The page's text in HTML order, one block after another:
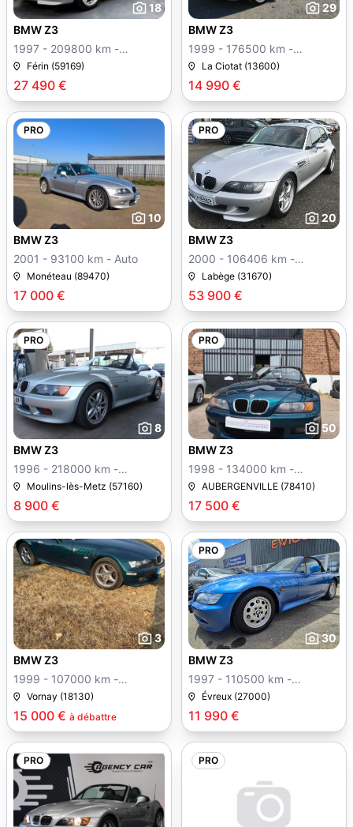
18
27 490 €
BMW Z3
1997 - 209800 km -
Manuelle
Férin (59169)
29
14 990 €
BMW Z3
1999 - 176500 km -
Manuelle
La Ciotat (13600)
PRO
10
17 000 €
BMW Z3
2001 - 93100 km - Auto
Monéteau (89470)
PRO
20
53 900 €
BMW Z3
2000 - 106406 km -
Manuelle
Labège (31670)
PRO
8
8 900 €
BMW Z3
1996 - 218000 km -
Manuelle
Moulins-lès-Metz (57160)
PRO
50
17 500 €
BMW Z3
1998 - 134000 km -
Manuelle
AUBERGENVILLE (78410)
3
15 000 € à débattre
BMW Z3
1999 - 107000 km -
Manuelle
Vornay (18130)
PRO
30
11 990 €
BMW Z3
1997 - 110500 km -
Manuelle
Évreux (27000)
PRO PRO